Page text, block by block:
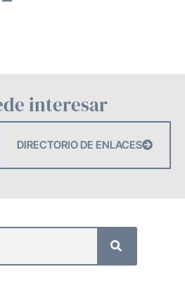
interesar
DIRECTORIO DE ENLACES